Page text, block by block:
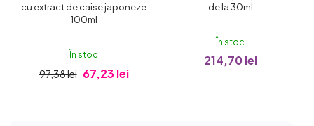
În stoc
97,38 lei 67,23 lei
cu extract de caise japoneze
100ml
În stoc
214,70 lei
de la 30ml